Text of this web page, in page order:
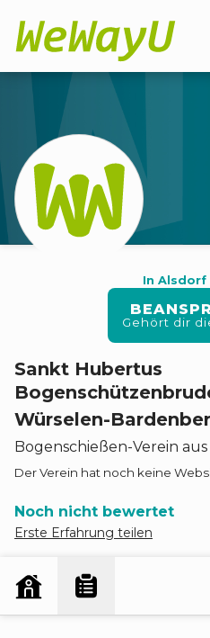
In
Gehört dir
Sankt Hubertus
Würselen-
Bogenschießen-Verein
Der Verein hat noch keine
Noch nicht bewertet
Erste Erfahrung teilen